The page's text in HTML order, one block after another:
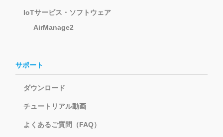
IoTサービス・ソフトウェア
AirManage2
サポート
ダウンロード
チュートリアル動画
よくあるご質問（FAQ）